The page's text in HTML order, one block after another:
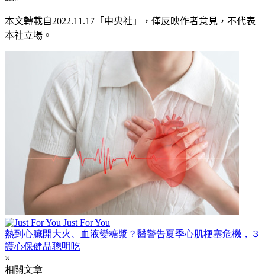
本文轉載自2022.11.17 「中央社」
，僅反映作者意見，不代表
本社立場。
Just For You
熱到心臟開大火、血液變糖漿？醫警告夏季心肌梗塞危機，３
護心保健品聰明吃
×
相關文章